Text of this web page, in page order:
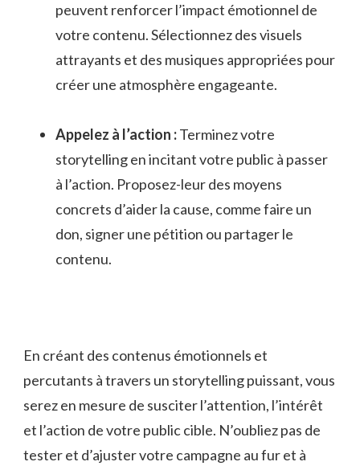
peuvent ⁤renforcer l’impact émotionnel de
votre contenu.‍ Sélectionnez‌ des visuels‍
attrayants et des musiques appropriées⁤ pour
créer‍ une atmosphère engageante.
Appelez à l’action :Terminez votre ​
storytelling ‍en‍ incitant votre ​public à ⁣passer
à l’action. Proposez-leur des moyens
concrets d’aider la cause,⁣ comme faire un
⁢don, ⁢signer une pétition ou partager le⁣
contenu.
En créant des contenus émotionnels et
percutants à travers un​ storytelling puissant, vous
serez en mesure de susciter l’attention, l’intérêt
et l’action de votre⁤ public cible. N’oubliez ⁢pas de
tester et d’ajuster votre campagne au ⁣fur et à